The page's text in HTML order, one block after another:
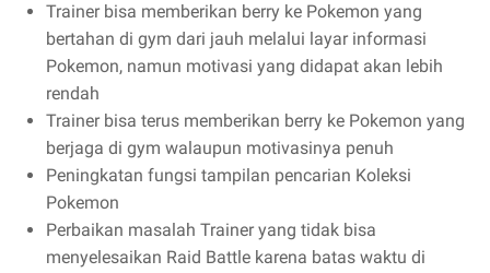
Trainer bisa memberikan berry ke Pokemon yang
bertahan di gym dari jauh melalui layar informasi
Pokemon, namun motivasi yang didapat akan lebih
rendah
Trainer bisa terus memberikan berry ke Pokemon yang
berjaga di gym walaupun motivasinya penuh
Peningkatan fungsi tampilan pencarian Koleksi
Pokemon
Perbaikan masalah Trainer yang tidak bisa
menyelesaikan Raid Battle karena batas waktu di